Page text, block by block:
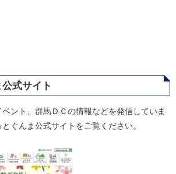
式サイト
ント、群馬ＤＣの情報などを発信していま
ぐんま公式サイトをご覧ください。